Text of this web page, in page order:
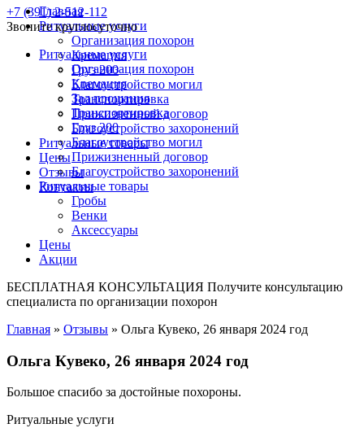
Главная
Ритуальные услуги
Организация похорон
Кремация
Груз 200
Благоустройство могил
Транспортировка
Прижизненный договор
Благоустройство захоронений
Ритуальные товары
Цены
Отзывы
Контакты
+7 (391) 2-512-112
Звоните круглосуточно
Ритуальные услуги
Организация похорон
Кремация
Зал прощания
Транспортировка
Груз 200
Благоустройство могил
Прижизненный договор
Благоустройство захоронений
Ритуальные товары
Гробы
Венки
Аксессуары
Цены
Акции
БЕСПЛАТНАЯ КОНСУЛЬТАЦИЯ Получите консультацию
специалиста по организации похорон
Главная » Отзывы » Ольга Кувеко, 26 января 2024 год
Ольга Кувеко, 26 января 2024 год
Большое спасибо за достойные похороны.
Ритуальные услуги